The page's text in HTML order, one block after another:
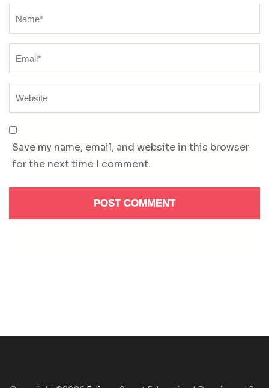
Save my name, email, and website in this browser
for the next time I comment.